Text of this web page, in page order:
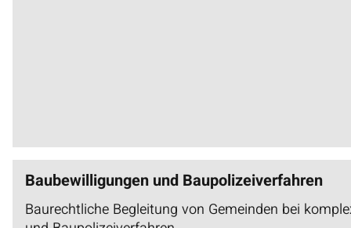
Baubewilligungen und Baupolizeiverfahren
Baurechtliche Begleitung von Gemeinden bei